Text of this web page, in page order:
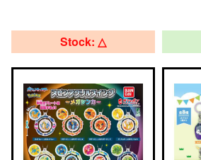
Stock: △